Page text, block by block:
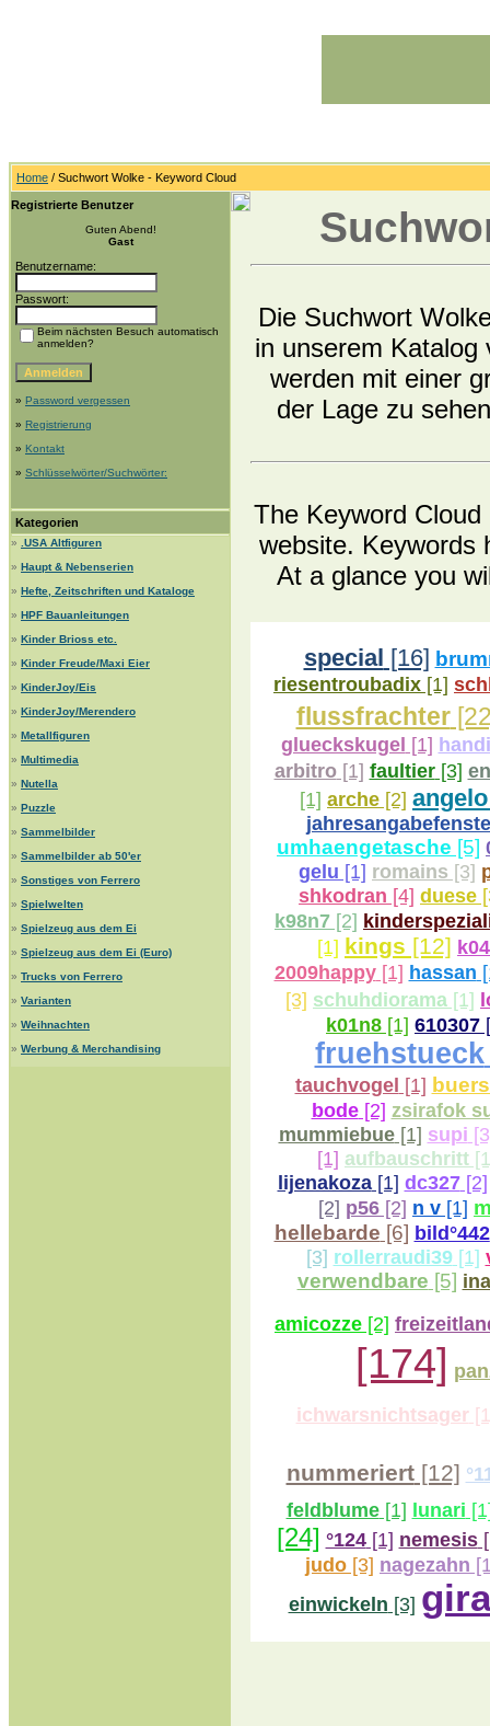
Home / Suchwort Wolke - Keyword Cloud
Registrierte Benutzer
Guten Abend!
Gast
Benutzername:
Passwort:
Beim nächsten Besuch automatisch
anmelden?
» Password vergessen
» Registrierung
» Kontakt
» Schlüsselwörter/Suchwörter:
Kategorien
»
.USA Altfiguren
» Haupt & Nebenserien
» Hefte, Zeitschriften und Kataloge
» HPF Bauanleitungen
» Kinder Brioss etc.
» Kinder Freude/Maxi Eier
» KinderJoy/Eis
» KinderJoy/Merendero
» Metallfiguren
» Multimedia
» Nutella
» Puzzle
» Sammelbilder
» Sammelbilder ab 50'er
» Sonstiges von Ferrero
» Spielwelten
» Spielzeug aus dem Ei
» Spielzeug aus dem Ei (Euro)
» Trucks von Ferrero
» Varianten
» Weihnachten
» Werbung & Merchandising
Die Suchwort
in unserem Katalog
werden mit einer
der Lage zu
The Keyword
website. Keywords
At a glance you
special [16]
riesentroubadix [1]
flussfrachter
glueckskugel [1]
arbitro[1] faultier[3]
[1] arche [2] angelo
umhaengetasche [5]
gelu [1] romains [3]
shkodran [4] duese
k98n7 [2]
[1] kings [12]
2009happy[1] hassan
[3] schuhdiorama [1]
k01n8 [1] 610307
fruehstueck
tauchvogel [1]
bode[2] zsirafok
mummiebue[1] supi
[1] aufbauschritt
lijenakoza[1] dc327[2]
[2] p56 [2] n v [1]
hellebarde [6] bild°442
[3] rollerraudi39[1]
verwendbare [5]
amicozze [2]
[174]
ichwarsnichtsager
nummeriert[12]
feldblume[1] lunari
[24] °124[1] nemesis
judo [3] nagezahn
einwickeln [3]